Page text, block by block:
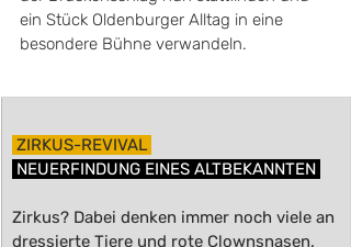
ein Stück Oldenburger Alltag in eine
besondere Bühne verwandeln.
ZIRKUS-REVIVAL
NEUERFINDUNG EINES ALTBEKANNTEN
Zirkus? Dabei denken immer noch viele an
dressierte Tiere und rote Clownsnasen.